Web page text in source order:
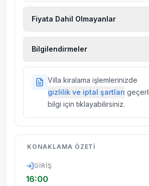
Fiyata Dahil Olmayanlar
sigortaları fiyatlara dahil
Bilgilendirmeler
villalarımızda düzenli olarak
yapılmaktadır. Buna rağmen
kelebek, böcek, sinek vs.
dönemsel olarak altyapı
yapılabilmektedir. Bu çalışma
Villa kiralama işlemlerinizde
gizlilik ve iptal şartları
bilgi için tıklayabilirsiniz.
KONAKLAMA ÖZETI
GIRIŞ
16:00